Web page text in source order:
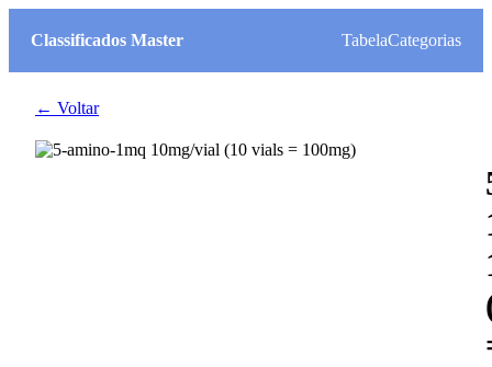
Classificados Master TabelaCategorias
← Voltar